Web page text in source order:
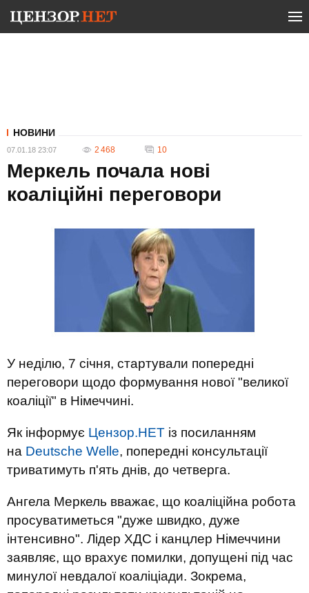
НОВИНИ
07.01.18 23:07 2 468 10
Меркель почала нові
коаліційні переговори
У неділю, 7 січня, стартували попередні
переговори щодо формування нової "великої
коаліції" в Німеччині.
Як інформує Цензор.НЕТ із посиланням
на Deutsche Welle, попередні консультації
триватимуть п'ять днів, до четверга.
Ангела Меркель вважає, що коаліційна робота
просуватиметься "дуже швидко, дуже
інтенсивно". Лідер ХДС і канцлер Німеччини
заявляє, що врахує помилки, допущені під час
минулої невдалої коаліціади. Зокрема,